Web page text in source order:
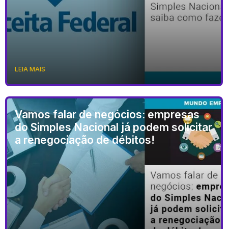
LEIA MAIS
Vamos falar de negócios: empresas
do Simples Nacional já podem solicitar
a renegociação de débitos!